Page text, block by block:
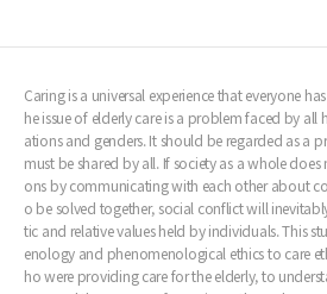
Caring is a universal experience that everyone
he issue of elderly care is a problem faced by all
ations and genders. It should be regarded as a
must be shared by all. If society as a whole
ons by communicating with each other about
o be solved together, social conflict will
tic and relative values held by individuals. This
enology and phenomenological ethics to care
ho were providing care for the elderly, to